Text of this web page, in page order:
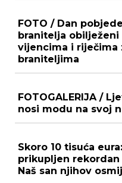
FOTO / Dan
branitelja obilježeni
vijencima i riječima
braniteljima
FOTOGALERIJA /
nosi modu na svoj
Skoro 10 tisuća
prikupljen
Naš san njihov